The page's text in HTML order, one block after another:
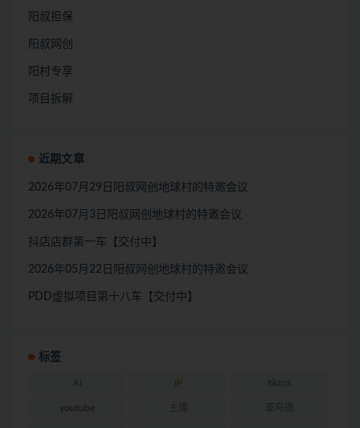
阳叔担保
阳叔网创
阳村专享
项目拆解
近期文章
2026年07月29日阳叔网创地球村的特邀会议
2026年07月3日阳叔网创地球村的特邀会议
抖店店群第一车【交付中】
2026年05月22日阳叔网创地球村的特邀会议
PDD虚拟项目第十八车【交付中】
标签
AI IP tiktok
youtube 亚马逊